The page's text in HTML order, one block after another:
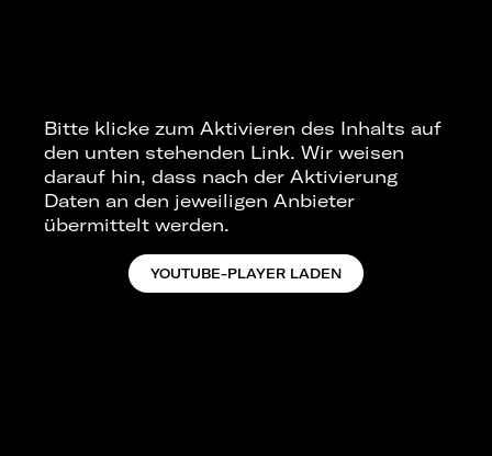
Bitte klicke zum Aktivieren des Inhalts auf
den unten stehenden Link. Wir weisen
darauf hin, dass nach der Aktivierung
Daten an den jeweiligen Anbieter
übermittelt werden.
YOUTUBE-PLAYER LADEN